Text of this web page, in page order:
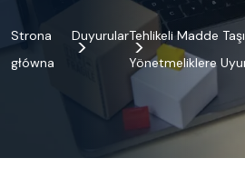
Strona
główna
DuyurularTehlikeli Madde
Yönetmeliklere